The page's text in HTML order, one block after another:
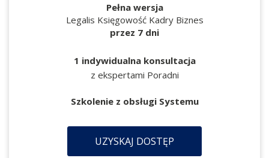
Pełna wersja
Legalis Księgowość Kadry Biznes
przez 7 dni
1 indywidualna konsultacja
z ekspertami Poradni
Szkolenie z obsługi Systemu
UZYSKAJ DOSTĘP